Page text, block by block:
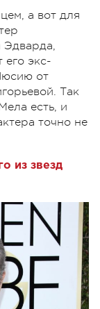
а вот для
Эдварда,
экс-
от
Так
есть, и
точно не
из звезд